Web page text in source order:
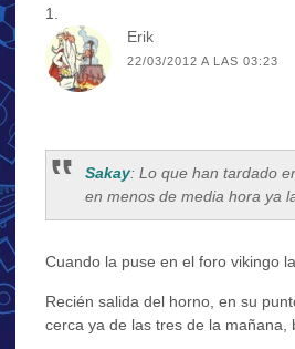
Erik
22/03/2012 A LAS 03:23
Sakay: Lo que han tardado
en menos de media hora ya
Cuando la puse en el foro vikingo
Recién salida del horno, en su
cerca ya de las tres de la mañana,